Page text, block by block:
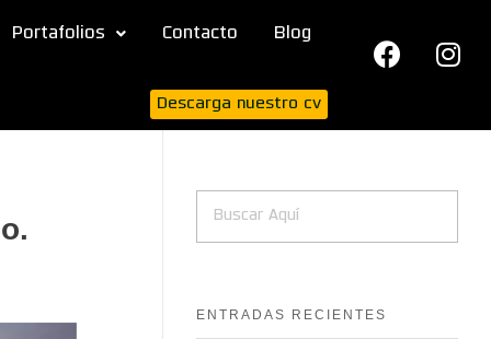
Portafolios Contacto Blog
Descarga nuestro cv
ENTRADAS RECIENTES